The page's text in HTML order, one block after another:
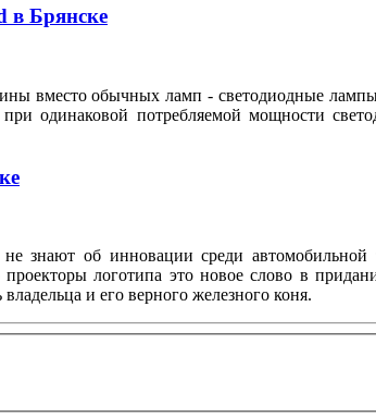
в Брянске
вместо обычных ламп - светодиодные лампы
одинаковой потребляемой мощности
знают об инновации среди
логотипа это новое слово в
и его верного железного коня.